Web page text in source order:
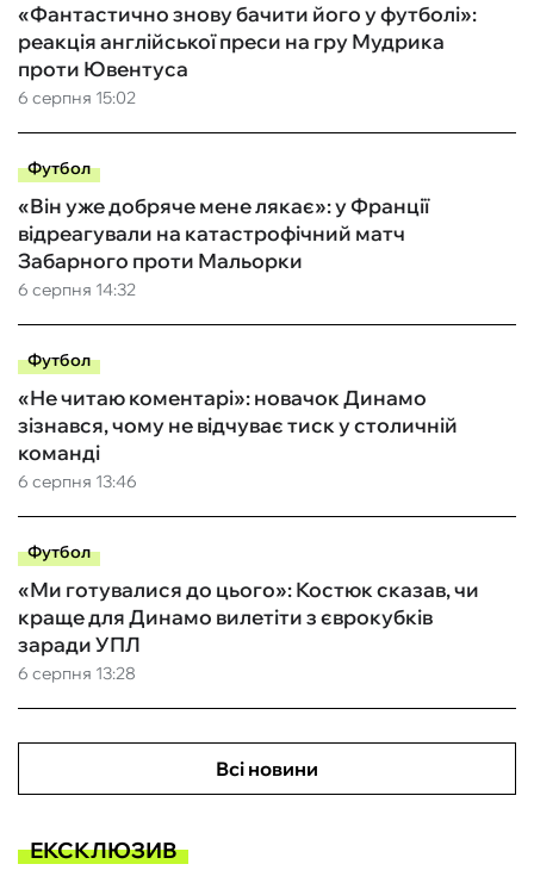
6 серпня 15:02
«Фантастично знову бачити його у футболі»:
реакція англійської преси на гру Мудрика
проти Ювентуса
Футбол
6 серпня 14:32
«Він уже добряче мене лякає»: у Франції
відреагували на катастрофічний матч
Забарного проти Мальорки
Футбол
6 серпня 13:46
«Не читаю коментарі»: новачок Динамо
зізнався, чому не відчуває тиск у столичній
команді
Футбол
6 серпня 13:28
«Ми готувалися до цього»: Костюк сказав, чи
краще для Динамо вилетіти з єврокубків
заради УПЛ
Всі новини
ЕКСКЛЮЗИВ